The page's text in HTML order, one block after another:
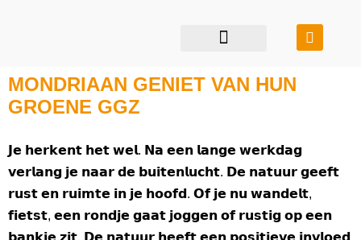
MONDRIAAN GENIET VAN HUN
GROENE GGZ
𝗝𝗲 𝗵𝗲𝗿𝗸𝗲𝗻𝘁 𝗵𝗲𝘁 𝘄𝗲𝗹. 𝗡𝗮 𝗲𝗲𝗻 𝗹𝗮𝗻𝗴𝗲 𝘄𝗲𝗿𝗸𝗱𝗮𝗴
𝘃𝗲𝗿𝗹𝗮𝗻𝗴 𝗷𝗲 𝗻𝗮𝗮𝗿 𝗱𝗲 𝗯𝘂𝗶𝘁𝗲𝗻𝗹𝘂𝗰𝗵𝘁. 𝗗𝗲 𝗻𝗮𝘁𝘂𝘂𝗿 𝗴𝗲𝗲𝗳𝘁
𝗿𝘂𝘀𝘁 𝗲𝗻 𝗿𝘂𝗶𝗺𝘁𝗲 𝗶𝗻 𝗷𝗲 𝗵𝗼𝗼𝗳𝗱. 𝗢𝗳 𝗷𝗲 𝗻𝘂 𝘄𝗮𝗻𝗱𝗲𝗹𝘁,
𝗳𝗶𝗲𝘁𝘀𝘁, 𝗲𝗲𝗻 𝗿𝗼𝗻𝗱𝗷𝗲 𝗴𝗮𝗮𝘁 𝗷𝗼𝗴𝗴𝗲𝗻 𝗼𝗳 𝗿𝘂𝘀𝘁𝗶𝗴 𝗼𝗽 𝗲𝗲𝗻
𝗯𝗮𝗻𝗸𝗷𝗲 𝘇𝗶𝘁. 𝗗𝗲 𝗻𝗮𝘁𝘂𝘂𝗿 𝗵𝗲𝗲𝗳𝘁 𝗲𝗲𝗻 𝗽𝗼𝘀𝗶𝘁𝗶𝗲𝘃𝗲 𝗶𝗻𝘃𝗹𝗼𝗲𝗱